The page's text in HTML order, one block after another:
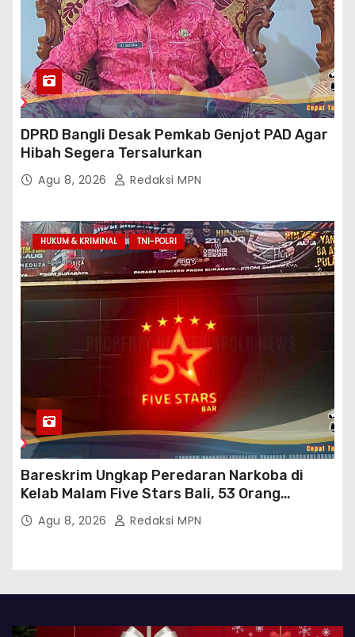
DPRD Bangli Desak Pemkab Genjot PAD Agar
Hibah Segera Tersalurkan
Agu 8, 2026 Redaksi MPN
HUKUM & KRIMINAL TNI-POLRI
Bareskrim Ungkap Peredaran Narkoba di
Kelab Malam Five Stars Bali, 53 Orang
Diamankan
Agu 8, 2026 Redaksi MPN